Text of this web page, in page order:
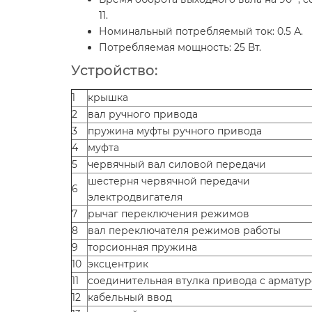
11.
Номинальный потребляемый ток: 0.5 А.
Потребляемая мощность: 25 Вт.
Устройство:
1
крышка
2
вал ручного привода
3
пружина муфты ручного привода
4
муфта
5
червячный вал силовой передачи
6
шестерня червячной передачи
электродвигателя
7
рычаг переключения режимов
8
вал переключателя режимов работы
9
торсионная пружина
10 эксцентрик
11
соединительная втулка привода с
12
кабельный ввод